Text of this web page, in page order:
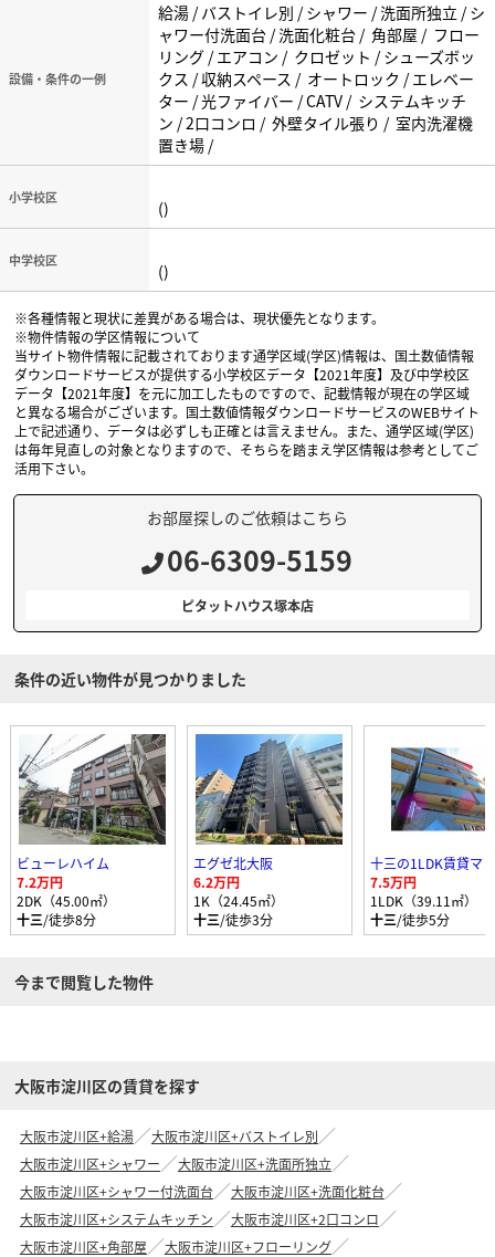
設備・条件の一例
給湯 / バストイレ別 / シャワー / 洗面所独立 / シ
ャワー付洗面台 / 洗面化粧台 / 角部屋 / フロー
リング / エアコン / クロゼット / シューズボッ
クス / 収納スペース / オートロック / エレベー
ター / 光ファイバー / CATV / システムキッチ
ン / 2口コンロ / 外壁タイル張り / 室内洗濯機
置き場 /
小学校区 ()
中学校区 ()
※各種情報と現状に差異がある場合は、現状優先となります。
※物件情報の学区情報について
当サイト物件情報に記載されております通学区域(学区)情報は、国土数値情報
ダウンロードサービスが提供する小学校区データ【2021年度】及び中学校区
データ【2021年度】を元に加工したものですので、記載情報が現在の学区域
と異なる場合がございます。国土数値情報ダウンロードサービスのWEBサイト
上で記述通り、データは必ずしも正確とは言えません。また、通学区域(学区)
は毎年見直しの対象となりますので、そちらを踏まえ学区情報は参考としてご
活用下さい。
お部屋探しのご依頼はこちら
06-6309-5159
ピタットハウス塚本店
条件の近い物件が見つかりました
ビューレハイム
7.2万円
2DK（45.00㎡）
十三/徒歩8分
エグゼ北大阪
6.2万円
1K（24.45㎡）
十三/徒歩3分
7.5万円
1LDK（39.11㎡）
十三/徒歩5分
今まで閲覧した物件
大阪市淀川区の賃貸を探す
大阪市淀川区+給湯
大阪市淀川区+バストイレ別
大阪市淀川区+シャワー
大阪市淀川区+洗面所独立
大阪市淀川区+シャワー付洗面台
大阪市淀川区+洗面化粧台
大阪市淀川区+システムキッチン
大阪市淀川区+2口コンロ
大阪市淀川区+角部屋
大阪市淀川区+フローリング